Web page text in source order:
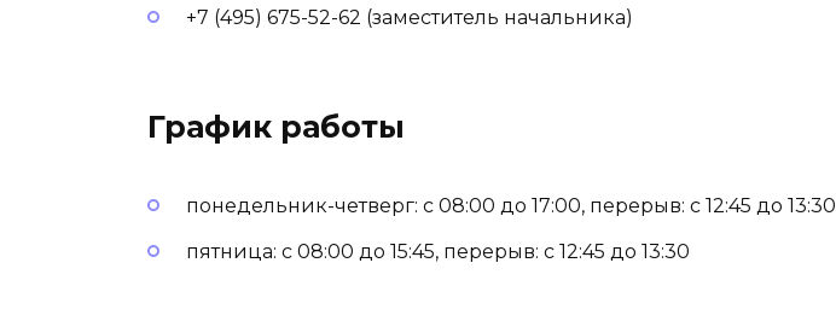
+7 (495) 675-52-62 (заместитель начальника)
График работы
понедельник-четверг: с 08:00 до 17:00, перерыв: с 12:45 до 13:30
пятница: с 08:00 до 15:45, перерыв: с 12:45 до 13:30